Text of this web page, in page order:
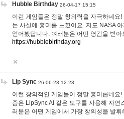
Hubble Birthday 26-04-17 15:15
이런 게임들은 정말 창의력을 자극하네
는 사실에 흥미를 느꼈어요. 저도 NASA
얻어봤답니다. 여러분은 어떤 영감을 받아
https://hubblebirthday.org
Lip Sync 26-06-23 12:23
이런 창의적인 게임들이 정말 흥미롭네요
즘은 LipSync AI 같은 도구를 사용해 자
러분은 어떤 게임에서 가장 창의성을 발